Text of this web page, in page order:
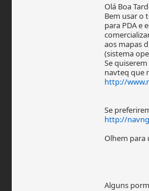
Olá Boa
Bem usar o
para PDA e
aos mapas
(sistema
Se
navteq que
http://
Se
http://
Olhem para
Alguns